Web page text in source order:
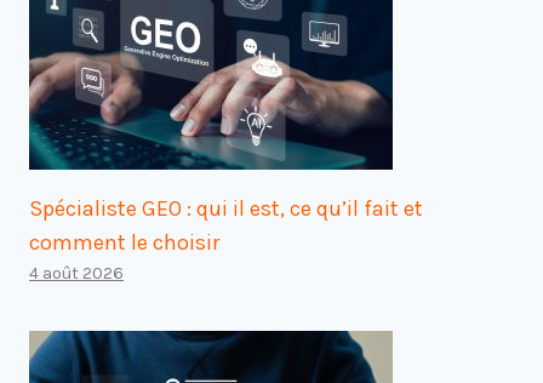
Spécialiste GEO : qui il est, ce qu’il fait et
comment le choisir
4 août 2026